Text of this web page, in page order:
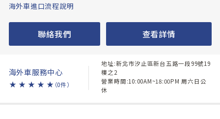
海外車進口流程說明
聯絡我們 查看詳情
海外車服務中心
★ ★ ★ ★ ★ （0件）
地址:新北市汐止區新台五路一段99號19
樓之2
營業時間:10:00AM~18:00PM 周六日公
休